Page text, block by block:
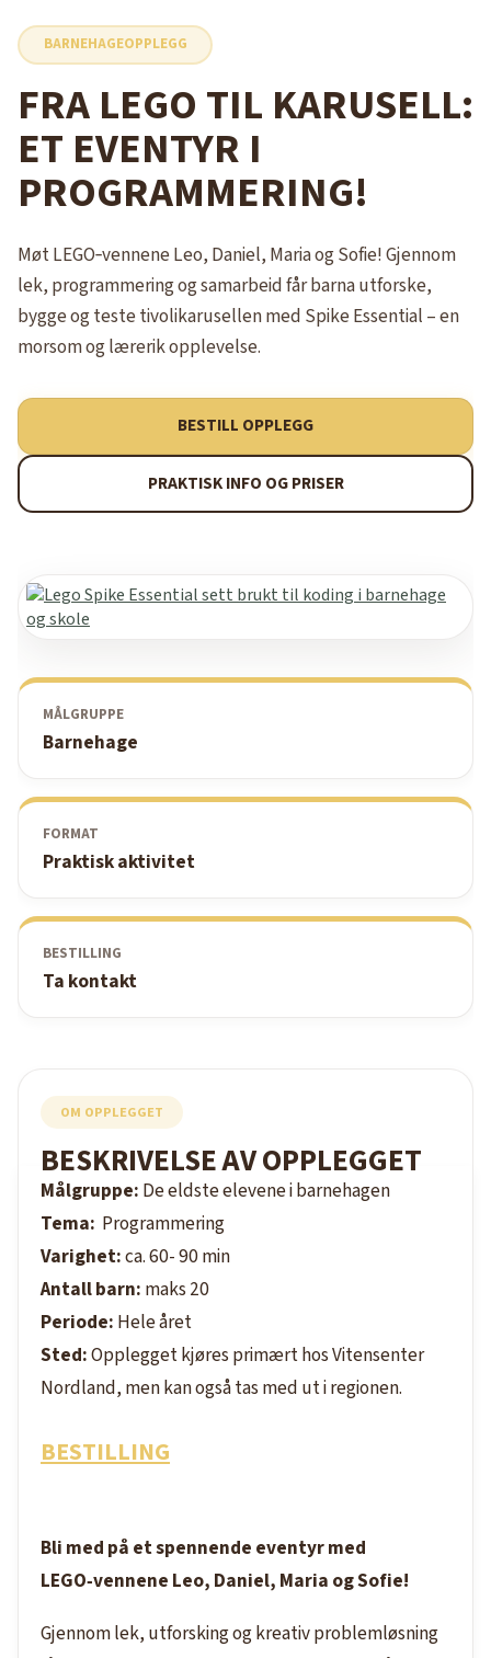
BARNEHAGEOPPLEGG
FRA LEGO TIL KARUSELL:
ET EVENTYR I
PROGRAMMERING!
Møt LEGO‑vennene Leo, Daniel, Maria og Sofie! Gjennom
lek, programmering og samarbeid får barna utforske,
bygge og teste tivolikarusellen med Spike Essential – en
morsom og lærerik opplevelse.
BESTILL OPPLEGG
PRAKTISK INFO OG PRISER
MÅLGRUPPE
Barnehage
FORMAT
Praktisk aktivitet
BESTILLING
Ta kontakt
OM OPPLEGGET
BESKRIVELSE AV OPPLEGGET
Målgruppe: De eldste elevene i barnehagen
Tema: Programmering
Varighet:ca. 60- 90 min
Antall barn: maks 20
Periode: Hele året
Sted:Opplegget kjøres primært hos Vitensenter
Nordland, men kan også tas med ut i regionen.
BESTILLING
Bli med på et spennende eventyr med
LEGO‑vennene Leo, Daniel, Maria og Sofie!
Gjennom lek, utforsking og kreativ problemløsning